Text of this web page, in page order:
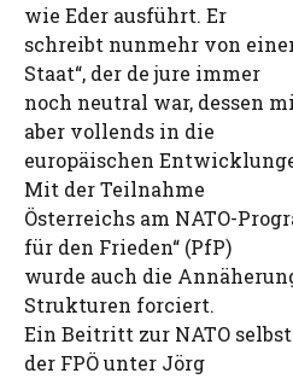
wie Eder ausführt. Er
schreibt nunmehr von
Staat“, der de jure immer
noch neutral war, dessen
aber vollends in die
europäischen
Mit der Teilnahme
Österreichs am NATO-
für den Frieden“ (PfP)
wurde auch die
Strukturen forciert.
Ein Beitritt zur NATO
der FPÖ unter Jörg